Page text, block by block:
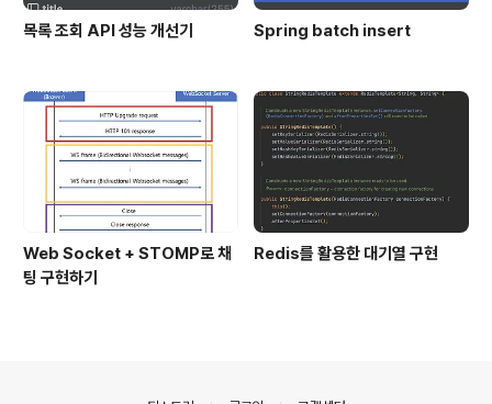
목록 조회 API 성능 개선기 Spring batch insert
Web Socket + STOMP로 채
팅 구현하기
Redis를 활용한 대기열 구현